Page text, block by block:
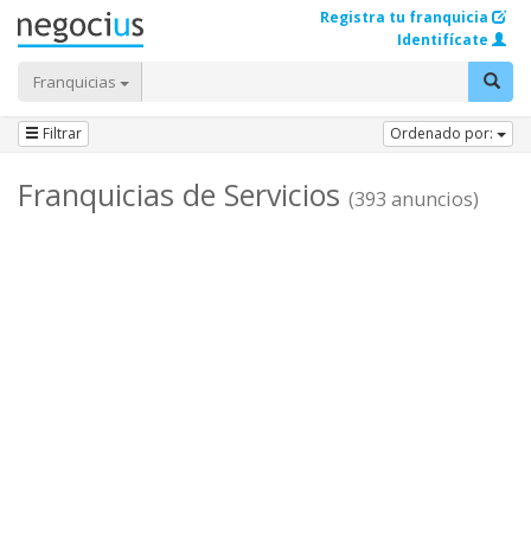
Franquicias
Registra tu franquicia
Identifícate
Filtrar Ordenado por:
Franquicias de Servicios (393 anuncios)